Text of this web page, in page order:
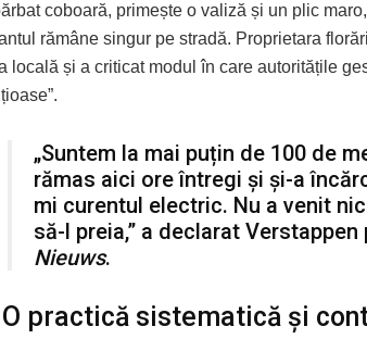
coboară, primește o valiză și un plic
rămâne singur pe stradă. Proprietara
locală și a criticat modul în care autoritățile
„Suntem la mai puțin de 100 de
rămas aici ore întregi și și-a
mi curentul electric. Nu a venit
să-l preia,” a declarat
Nieuws.
O practică sistematică și